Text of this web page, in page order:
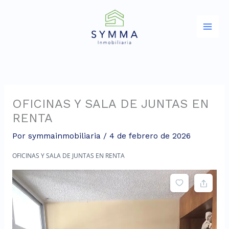
OFICINAS Y SALA DE JUNTAS EN
RENTA
Por symmainmobiliaria / 4 de febrero de 2026
OFICINAS Y SALA DE JUNTAS EN RENTA